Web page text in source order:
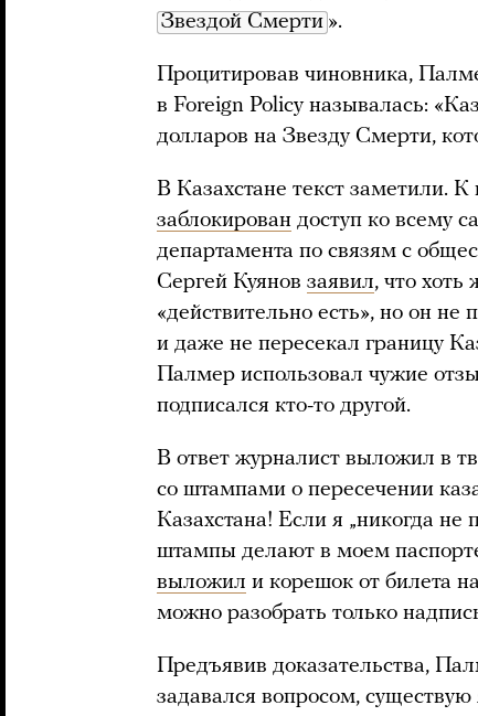
Звездой Смерти ».
Процитировав чиновника,
в Foreign Policy называлась:
долларов на Звезду Смерти,
В Казахстане текст заметили.
заблокирован доступ ко всему
департамента по связям с
Сергей Куянов заявил, что
«действительно есть», но он не
и даже не пересекал границу
Палмер использовал чужие
подписался кто-то другой.
В ответ журналист выложил в
со штампами о пересечении
Казахстана! Если я „никогда не
штампы делают в моем
выложил и корешок от билета
можно разобрать только
Предъявив доказательства,
задавался вопросом, существую